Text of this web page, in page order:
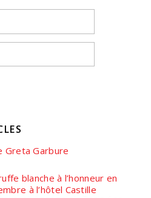
Greta Garbure
blanche à l’honneur en
à l’hôtel Castille